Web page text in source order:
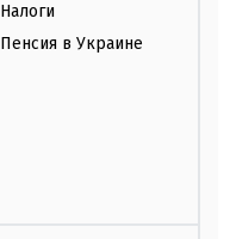
Налоги
Пенсия в Украине